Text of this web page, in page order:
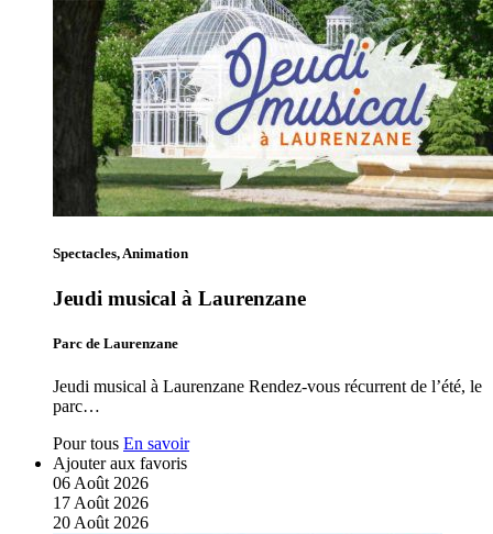
Spectacles, Animation
Jeudi musical à Laurenzane
Parc de Laurenzane
Jeudi musical à Laurenzane Rendez-vous récurrent de l’été, le
parc…
Pour tous En savoir
Ajouter aux favoris
06 Août 2026
17 Août 2026
20 Août 2026